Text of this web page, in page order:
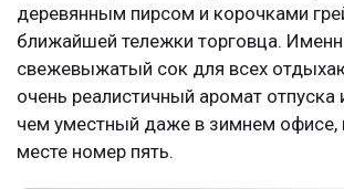
деревянным пирсом и корочками
ближайшей тележки торговца.
свежевыжатый сок для всех
очень реалистичный аромат отпуска
чем уместный даже в зимнем офисе,
месте номер пять.